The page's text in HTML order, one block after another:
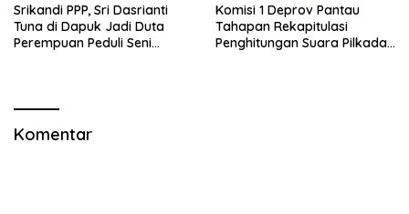
Srikandi PPP, Sri Dasrianti
Tuna di Dapuk Jadi Duta
Perempuan Peduli Seni
Komisi 1 Deprov Pantau
Tahapan Rekapitulasi
Penghitungan Suara Pilkada
Komentar